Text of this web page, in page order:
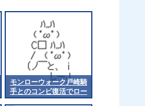
モンローウォーク戸崎騎
手とのコンビ復活でロー
ズSへ 他